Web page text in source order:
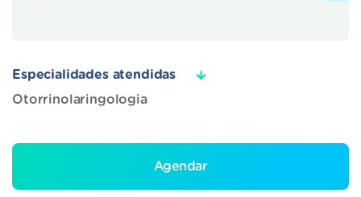
Especialidades atendidas
Otorrinolaringologia
Agendar